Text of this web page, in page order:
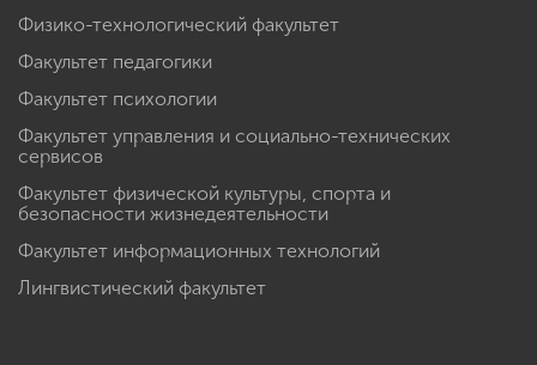
Физико-технологический факультет
Факультет педагогики
Факультет психологии
Факультет управления и социально-технических
сервисов
Факультет физической культуры, спорта и
безопасности жизнедеятельности
Факультет информационных технологий
Лингвистический факультет